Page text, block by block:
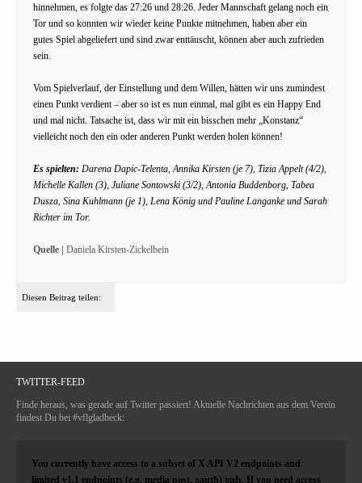
hinnehmen, es folgte das 27:26 und 28:26. Jeder Mannschaft gelang noch ein
Tor und so konnten wir wieder keine Punkte mitnehmen, haben aber ein
gutes Spiel abgeliefert und sind zwar enttäuscht, können aber auch zufrieden
sein.
Vom Spielverlauf, der Einstellung und dem Willen, hätten wir uns zumindest
einen Punkt verdient – aber so ist es nun einmal, mal gibt es ein Happy End
und mal nicht. Tatsache ist, dass wir mit ein bisschen mehr „Konstanz“
vielleicht noch den ein oder anderen Punkt werden holen können!
Es spielten: Darena Dapic-Telenta, Annika Kirsten (je 7), Tizia Appelt (4/2),
Michelle Kallen (3), Juliane Sontowski (3/2), Antonia Buddenborg, Tabea
Dusza, Sina Kuhlmann (je 1), Lena König und Pauline Langanke und Sarah
Richter im Tor.
Quelle | Daniela Kirsten-Zickelbein
Diesen Beitrag teilen:
TWITTER-FEED
Finde heraus, was gerade auf Twitter passiert! Aktuelle Nachrichten aus dem Verein
findest Du bei #vflgladbeck:
You currently have access to a subset of X API V2 endpoints and
limited v1.1 endpoints (e.g. media post, oauth) only. If you need access